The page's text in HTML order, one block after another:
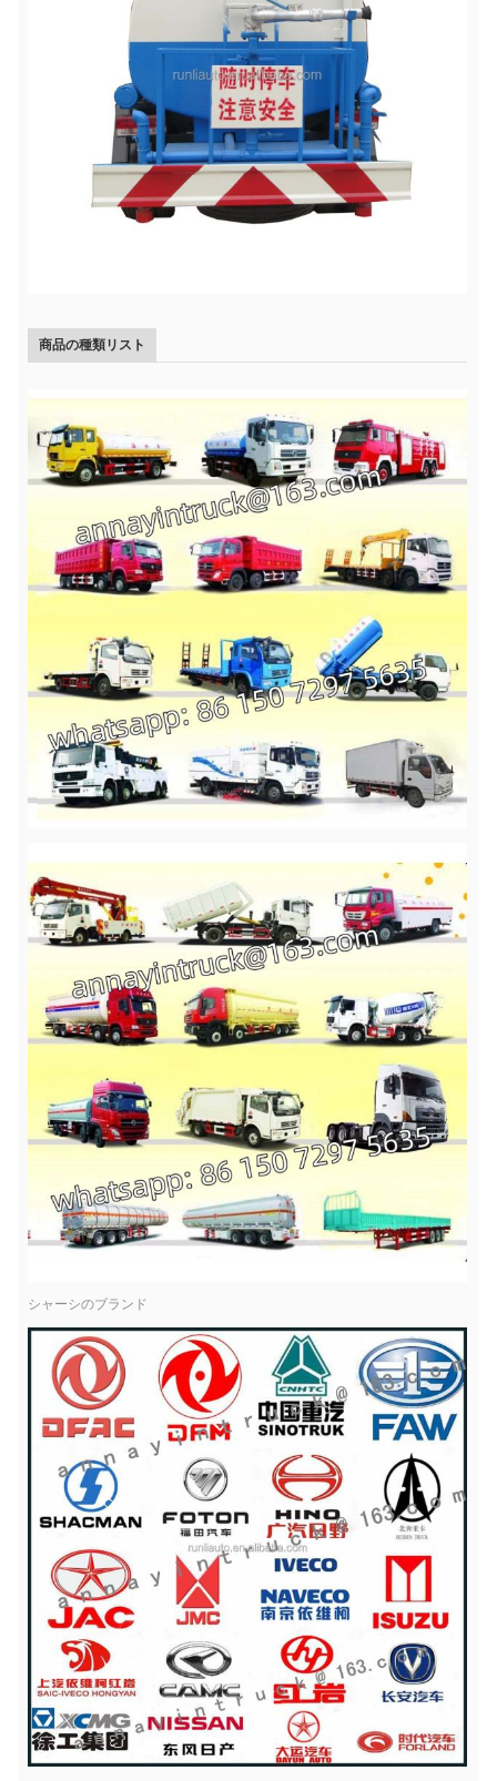
商品の種類リスト
シャーシのブランド